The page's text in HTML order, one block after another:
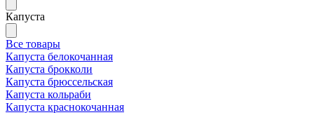
Капуста
Все товары
Капуста белокочанная
Капуста брокколи
Капуста брюссельская
Капуста кольраби
Капуста краснокочанная